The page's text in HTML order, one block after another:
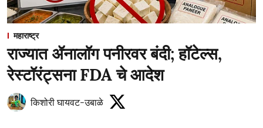
महाराष्ट्र
राज्यात ॲनालॉग पनीरवर बंदी; हॉटेल्स,
रेस्टॉरंट्सना FDA चे आदेश
किशोरी घायवट-उबाळे